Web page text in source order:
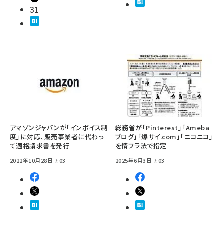
31
アマゾンジャパンが「インボイス制
度」に対応、販売事業者に代わっ
て適格請求書を発行
2022年10月28日 7:03
総務省が「Pinterest」「Ameba
ブログ」「爆サイ.com」「ニコニコ」
を情プラ法で指定
2025年6月3日 7:03